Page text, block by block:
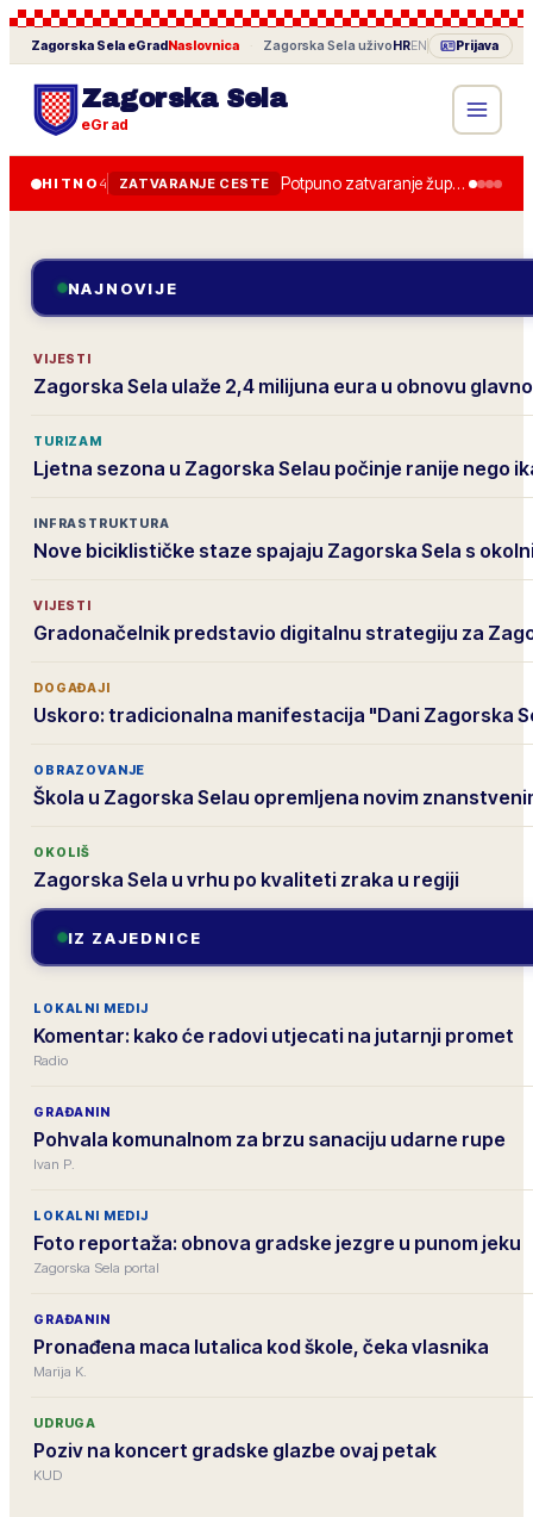
Zagorska Sela eGradNaslovnica Zagorska Sela uživoHREN Prijava
Zagorska Sela
eGrad
HITNO 4 ZATVARANJE CESTE Potpuno zatvaranje županijske ceste od 28. lipnja, obilazak je uređen.
NAJNOVIJE
VIJESTI
Zagorska Sela ulaže 2,4 milijuna eura u obnovu
TURIZAM
Ljetna sezona u Zagorska Selau počinje ranije nego
INFRASTRUKTURA
Nove biciklističke staze spajaju Zagorska Sela s
VIJESTI
Gradonačelnik predstavio digitalnu strategiju za
DOGAĐAJI
Uskoro: tradicionalna manifestacija "Dani Zagorska
OBRAZOVANJE
Škola u Zagorska Selau opremljena novim
OKOLIŠ
Zagorska Sela u vrhu po kvaliteti zraka u regiji
IZ ZAJEDNICE
LOKALNI MEDIJ
Komentar: kako će radovi utjecati na jutarnji promet
Radio
GRAĐANIN
Pohvala komunalnom za brzu sanaciju udarne rupe
Ivan P.
LOKALNI MEDIJ
Foto reportaža: obnova gradske jezgre u punom jeku
Zagorska Sela portal
GRAĐANIN
Pronađena maca lutalica kod škole, čeka vlasnika
Marija K.
UDRUGA
Poziv na koncert gradske glazbe ovaj petak
KUD